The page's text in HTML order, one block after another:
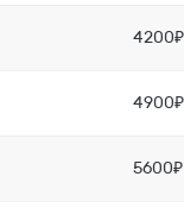
4200₽
4900₽
5600₽